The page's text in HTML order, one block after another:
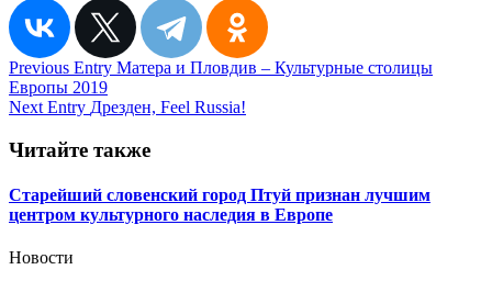
Навигация
по
Previous Entry Матера и Пловдив – Культурные столицы
Европы 2019
Next Entry Дрезден, Feel Russia!
Читайте также
Старейший словенский город Птуй признан лучшим
центром культурного наследия в Европе
Новости